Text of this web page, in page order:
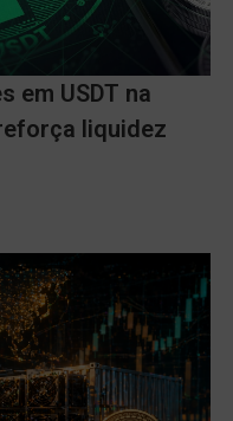
em USDT na
liquidez